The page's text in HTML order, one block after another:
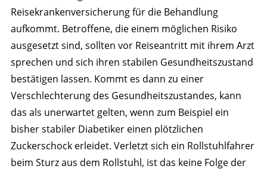
Reisekrankenversicherung für die Behandlung
aufkommt. Betroffene, die einem möglichen Risiko
ausgesetzt sind, sollten vor Reiseantritt mit ihrem Arzt
sprechen und sich ihren stabilen Gesundheitszustand
bestätigen lassen. Kommt es dann zu einer
Verschlechterung des Gesundheitszustandes, kann
das als unerwartet gelten, wenn zum Beispiel ein
bisher stabiler Diabetiker einen plötzlichen
Zuckerschock erleidet. Verletzt sich ein Rollstuhlfahrer
beim Sturz aus dem Rollstuhl, ist das keine Folge der